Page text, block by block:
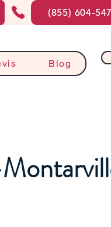
Blog
(855) 604-